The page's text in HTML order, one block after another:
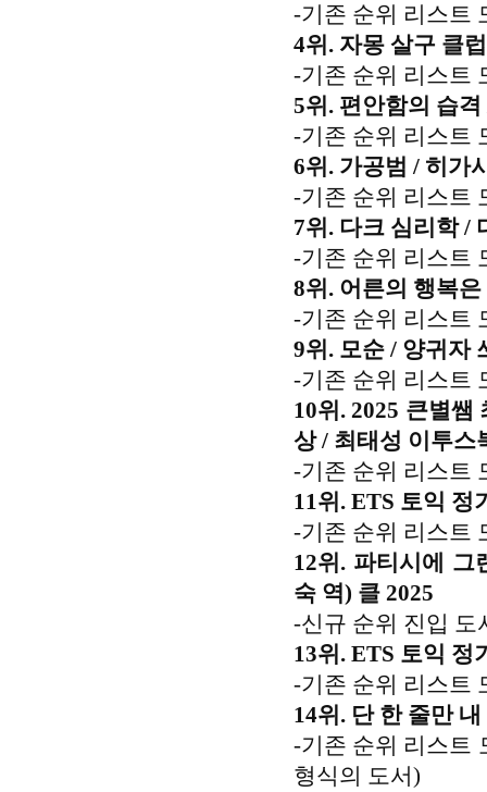
-기존 순위 리스트
4위. 자몽 살구 클
-기존 순위 리스트
5위. 편안함의 습
-기존 순위 리스트
6위. 가공범 / 히가
-기존 순위 리스트
7위. 다크 심리학 /
-기존 순위 리스트
8위. 어른의 행복
-기존 순위 리스트
9위. 모순 / 양귀자
-기존 순위 리스트
10위. 2025 큰별쌤
상 / 최태성 이투스
-기존 순위 리스트
11위. ETS 토익 정
-기존 순위 리스트
12위. 파티시에 그
숙 역) 클 2025
-신규 순위 진입 도
13위. ETS 토익 정
-기존 순위 리스트
14위. 단 한 줄만
-기존 순위 리스트
형식의 도서)